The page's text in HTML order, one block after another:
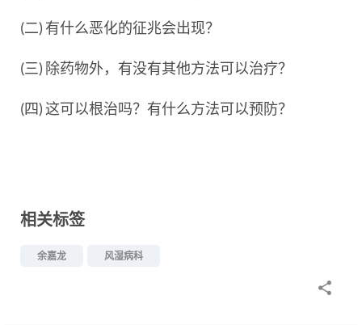
(二) 有什么恶化的征兆会出现？
(三) 除药物外，有没有其他方法可以治疗？
(四) 这可以根治吗？有什么方法可以预防？
相关标签
余嘉龙 风湿病科